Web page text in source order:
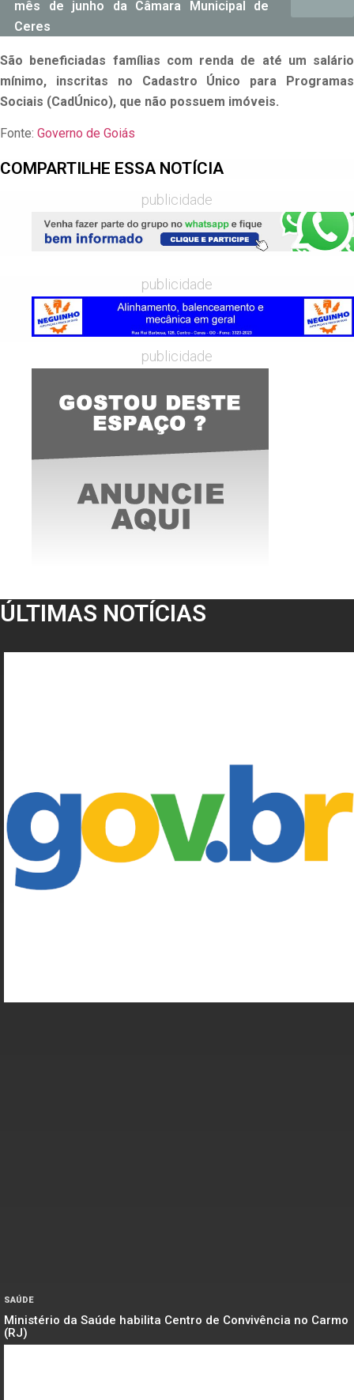
mês de junho da Câmara Municipal de
Ceres
São beneficiadas famílias com renda de até um salário
mínimo, inscritas no Cadastro Único para Programas
Sociais (CadÚnico), que não possuem imóveis.
Fonte: Governo de Goiás
COMPARTILHE ESSA NOTÍCIA
publicidade
publicidade
publicidade
ÚLTIMAS NOTÍCIAS
SAÚDE
Ministério da Saúde habilita Centro de Convivência no Carmo
(RJ)